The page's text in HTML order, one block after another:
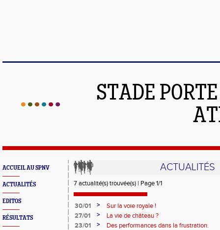
STADE
ACCUEIL AU SPNV
ACTUALITÉS
EDITOS
RÉSULTATS
ACTUALITÉS
7 actualité(s) trouvée(s) | Page 1/1
30/01 >
Sur la voie royale !
27/01
>
La vie de château ?
23/01
>
Des performances dans la frustration.